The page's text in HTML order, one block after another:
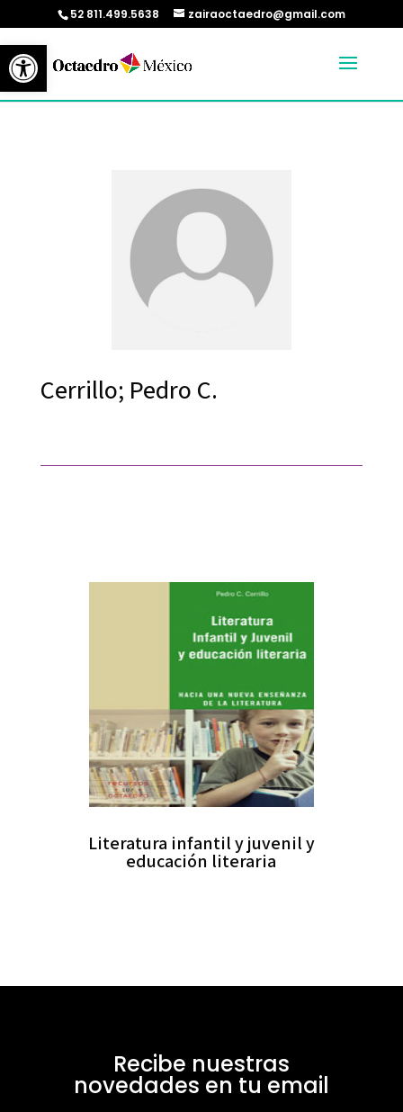
Abrir barra de herramientas
52 811.499.5638 zairaoctaedro@gmail.com
Cerrillo; Pedro C.
Literatura infantil y juvenil y
educación literaria
Recibe nuestras
novedades en tu email